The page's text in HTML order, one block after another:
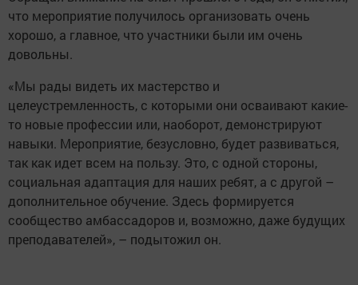
что мероприятие получилось организовать очень
хорошо, а главное, что участники были им очень
довольны.
«Мы рады видеть их мастерство и
целеустремленность, с которыми они осваивают какие-
то новые профессии или, наоборот, демонстрируют
навыки. Мероприятие, безусловно, будет развиваться,
так как идет всем на пользу. Это, с одной стороны,
социальная адаптация для наших ребят, а с другой –
дополнительное обучение. Здесь формируется
сообщество амбассадоров и, возможно, даже будущих
преподавателей», – подытожил он.